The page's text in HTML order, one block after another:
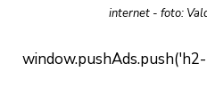
internet - foto: